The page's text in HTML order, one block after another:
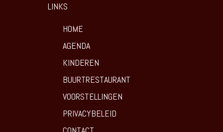
LINKS
HOME
AGENDA
KINDEREN
BUURTRESTAURANT
VOORSTELLINGEN
PRIVACYBELEID